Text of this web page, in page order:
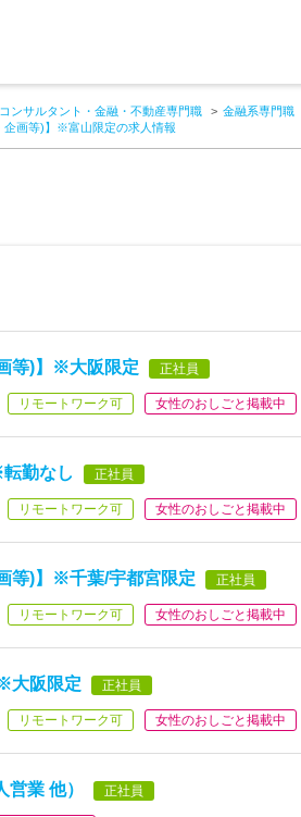
コンサルタント・金融・不動産専門職 金融系専門職
企画等)】※富山限定の求人情報
等)】※大阪限定 正社員
リモートワーク可 女性のおしごと掲載中
勤なし 正社員
リモートワーク可 女性のおしごと掲載中
等)】※千葉/宇都宮限定 正社員
リモートワーク可 女性のおしごと掲載中
大阪限定 正社員
リモートワーク可 女性のおしごと掲載中
業 他） 正社員